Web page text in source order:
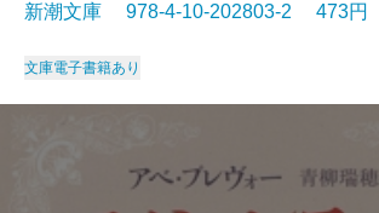
新潮文庫 978-4-10-202803-2 473円
文庫電子書籍あり